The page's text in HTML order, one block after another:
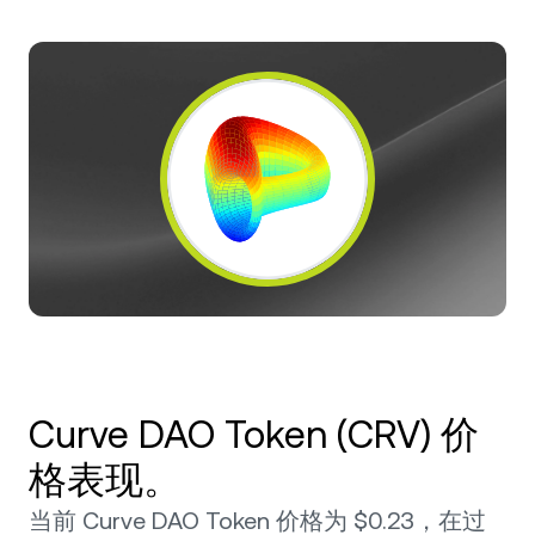
DOT 0.59%
SOL
财富学院
Curve DAO Token (CRV) 价
格表现。
当前 Curve DAO Token 价格为 $0.23，在过